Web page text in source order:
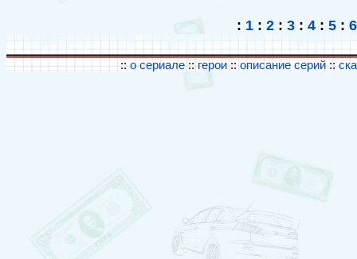
: 1 : 2 : 3 : 4 : 5 : 6
:: о сериале:: герои::описание серий::